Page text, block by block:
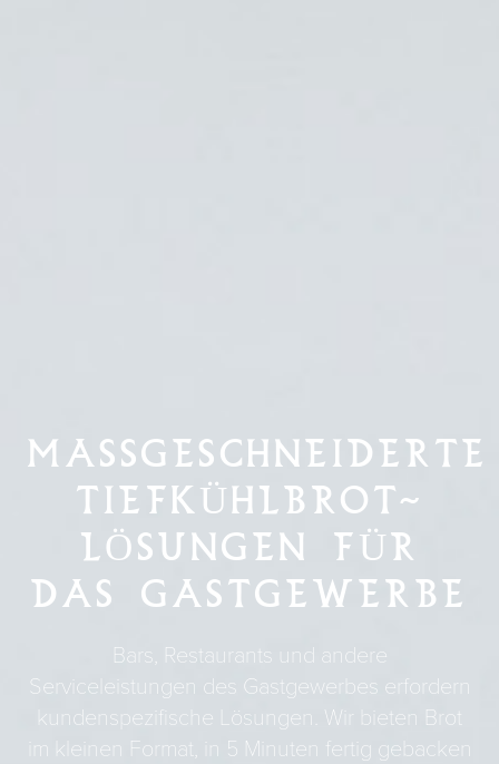
MASSGESCHNEIDERTE
TIEFKÜHLBROT-
LÖSUNGEN FÜR
DAS GASTGEWERBE
Bars, Restaurants und andere
Serviceleistungen des Gastgewerbes erfordern
kundenspezifische Lösungen. Wir bieten Brot
im kleinen Format, in 5 Minuten fertig gebacken